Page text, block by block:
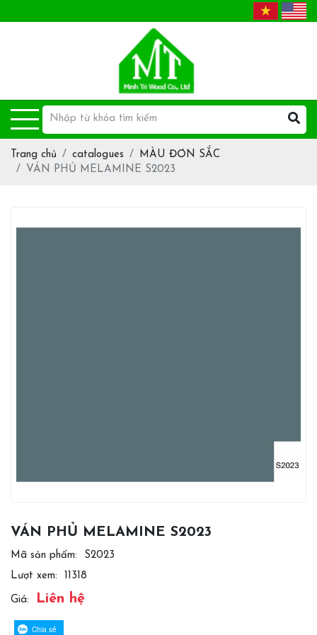
Trang chủ catalogues
MÀU ĐƠN SẮC
VÁN PHỦ MELAMINE S2023
VÁN PHỦ MELAMINE S2023
Mã sản phẩm:
S2023
Lượt xem:
11318
Giá: Liên hệ
Chia sẻ